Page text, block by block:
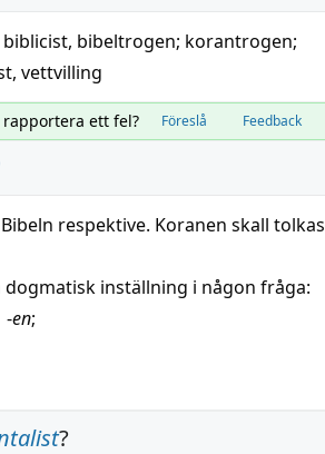
biblicist, bibeltrogen; korantrogen;
, vettvilling
ett fel? Föreslå Feedback
respektive. Koranen skall tolkas
dogmatisk inställning i någon fråga:
-en;
?